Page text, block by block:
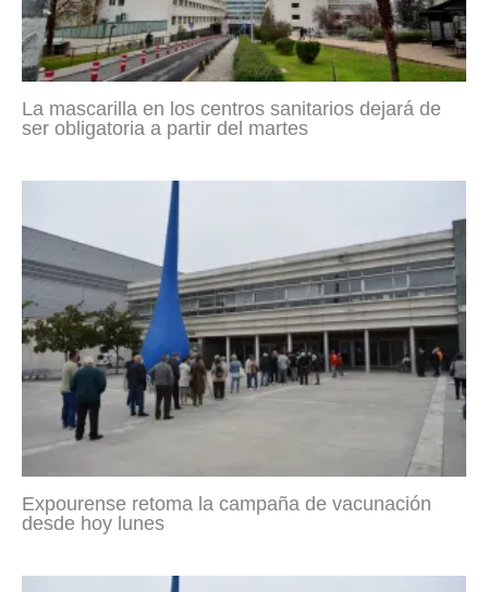
La mascarilla en los centros sanitarios dejará de
ser obligatoria a partir del martes
Expourense retoma la campaña de vacunación
desde hoy lunes